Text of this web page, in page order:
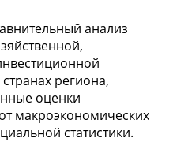
анализ
региона,
оценки
макроэкономических
статистики.